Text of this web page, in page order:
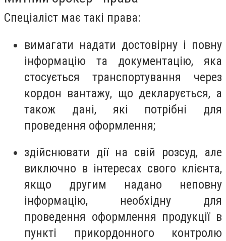
Спеціаліст має такі права:
вимагати надати достовірну і повну
інформацію та документацію, яка
стосується транспортування через
кордон вантажу, що декларується, а
також дані, які потрібні для
проведення оформлення;
здійснювати дії на свій розсуд, але
виключно в інтересах свого клієнта,
якщо другим надано неповну
інформацію, необхідну для
проведення оформлення продукції в
пункті прикордонного контролю